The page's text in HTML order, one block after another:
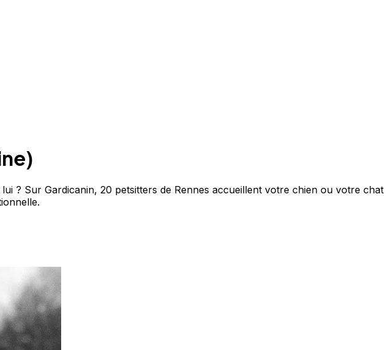
)
? Sur Gardicanin, 20 petsitters de Rennes accueillent votre chien ou votre chat